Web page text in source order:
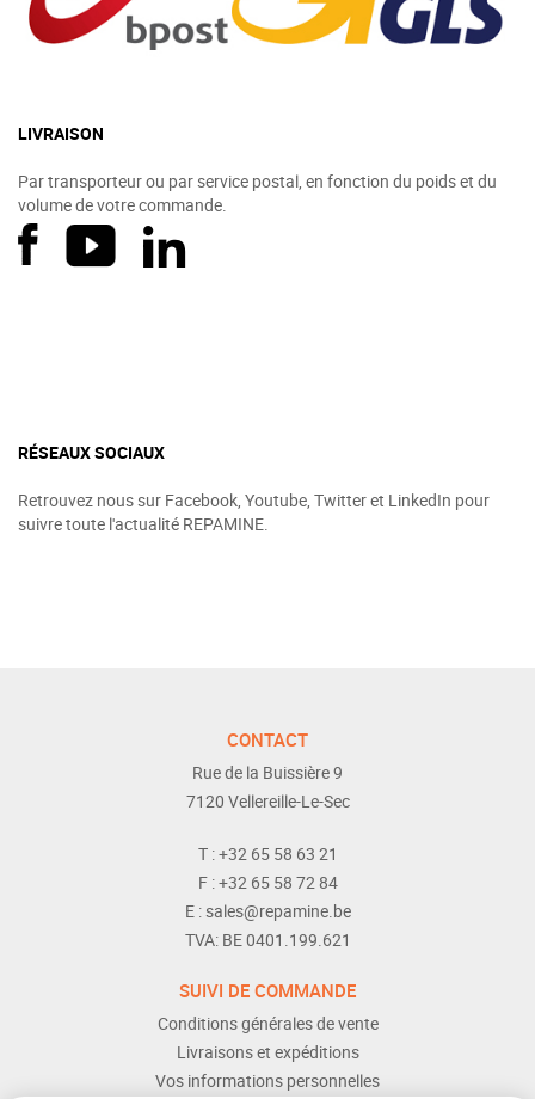
LIVRAISON
Par transporteur ou par service postal, en fonction du poids et du
volume de votre commande.
RÉSEAUX SOCIAUX
Retrouvez nous sur Facebook, Youtube, Twitter et LinkedIn pour
suivre toute l'actualité REPAMINE.
CONTACT
Rue de la Buissière 9
7120 Vellereille-Le-Sec
T :+32 65 58 63 21
F :+32 65 58 72 84
E :sales@repamine.be
TVA: BE 0401.199.621
SUIVI DE COMMANDE
Conditions générales de vente
Livraisons et expéditions
Vos informations personnelles